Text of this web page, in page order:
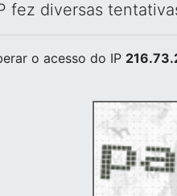
fez diversas
o acesso do IP